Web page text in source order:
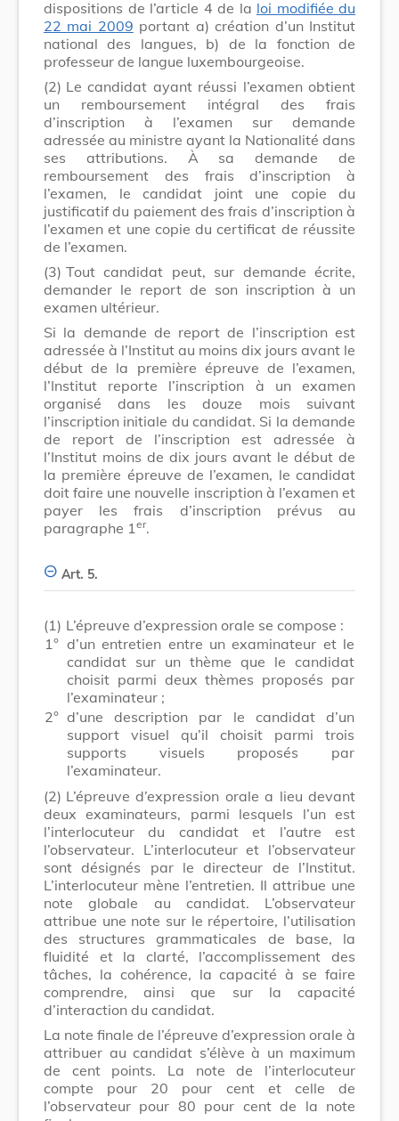
dispositions de l’article 4 de la loi modifiée du
22 mai 2009 portant a) création d’un Institut
national des langues, b) de la fonction de
professeur de langue luxembourgeoise.
(2) Le candidat ayant réussi l’examen obtient
un remboursement intégral des frais
d’inscription à l’examen sur demande
adressée au ministre ayant la Nationalité dans
ses attributions. À sa demande de
remboursement des frais d’inscription à
l’examen, le candidat joint une copie du
justificatif du paiement des frais d’inscription à
l’examen et une copie du certificat de réussite
de l’examen.
(3) Tout candidat peut, sur demande écrite,
demander le report de son inscription à un
examen ultérieur.
Si la demande de report de l’inscription est
adressée à l’Institut au moins dix jours avant le
début de la première épreuve de l’examen,
l’Institut reporte l’inscription à un examen
organisé dans les douze mois suivant
l’inscription initiale du candidat. Si la demande
de report de l’inscription est adressée à
l’Institut moins de dix jours avant le début de
la première épreuve de l’examen, le candidat
doit faire une nouvelle inscription à l’examen et
payer les frais d’inscription prévus au
paragraphe 1 er.
Art. 5.
(1) L’épreuve d’expression orale se compose :
1° d’un entretien entre un examinateur et le
candidat sur un thème que le candidat
choisit parmi deux thèmes proposés par
l’examinateur ;
2° d’une description par le candidat d’un
support visuel qu’il choisit parmi trois
supports visuels proposés par
l’examinateur.
(2) L’épreuve d’expression orale a lieu devant
deux examinateurs, parmi lesquels l’un est
l’interlocuteur du candidat et l’autre est
l’observateur. L’interlocuteur et l’observateur
sont désignés par le directeur de l’Institut.
L’interlocuteur mène l’entretien. Il attribue une
note globale au candidat. L’observateur
attribue une note sur le répertoire, l’utilisation
des structures grammaticales de base, la
fluidité et la clarté, l’accomplissement des
tâches, la cohérence, la capacité à se faire
comprendre, ainsi que sur la capacité
d’interaction du candidat.
La note finale de l’épreuve d’expression orale à
attribuer au candidat s’élève à un maximum
de cent points. La note de l’interlocuteur
compte pour 20 pour cent et celle de
l’observateur pour 80 pour cent de la note